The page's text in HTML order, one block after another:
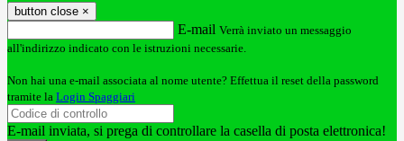
button close ×
E-mail Verrà inviato un messaggio
all'indirizzo indicato con le istruzioni necessarie.
Non hai una e-mail associata al nome utente? Effettua il reset della password
tramite la Login Spaggiari
E-mail inviata, si prega di controllare la casella di posta elettronica!